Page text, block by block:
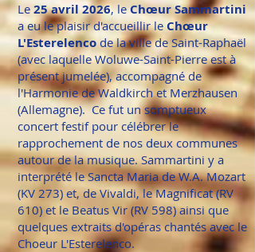
Le 25 avril 2026, leChœur Sammartini
a eu le plaisir d'accueillir leChœur
L'Esterelencode la ville de Saint-Raphaël
(avec laquelle Woluwe-Saint-Pierre est à
présent jumelée), accompagné de
l'Harmonie de Waldkirch et Merzhausen
(Allemagne). Ce fut un somptueux
concert festif pour célébrer le
rapprochement de nos deux communes
autour de la musique. Sammartini y a
interprété leSancta Maria de W.A. Mozart
(KV 273) et, de Vivaldi, le Magnificat (RV
610) et le Beatus Vir (RV 598) ainsi que
quelques extraits d'opéras chantés avec le
Choeur L'Esterelenco.